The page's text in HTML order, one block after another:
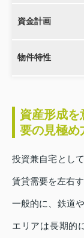
資金計画
物件特性
資産形成を
要の見極め
投資兼自宅とし
賃貸需要を左右
一般的に、鉄道
エリアは長期的